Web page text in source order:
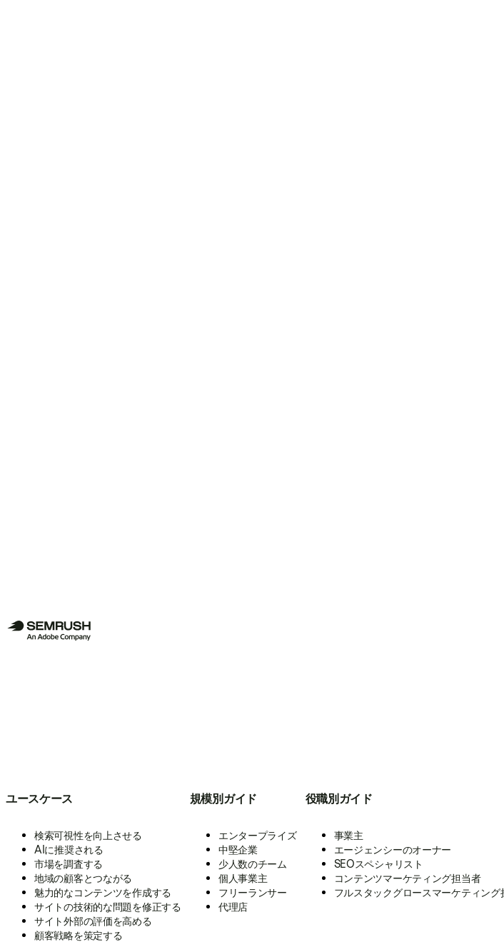
ユースケース
検索可視性を向上させる
AIに推奨される
市場を調査する
地域の顧客とつながる
魅力的なコンテンツを作成する
サイトの技術的な問題を修正する
サイト外部の評価を高める
顧客戦略を策定する
規模別ガイド
エンタープライズ
中堅企業
少人数のチーム
個人事業主
フリーランサー
代理店
役職別ガイド
事業主
エージェンシーのオーナー
SEOスペシャリスト
コンテンツマーケティング担当者
フルスタックグロースマーケティング